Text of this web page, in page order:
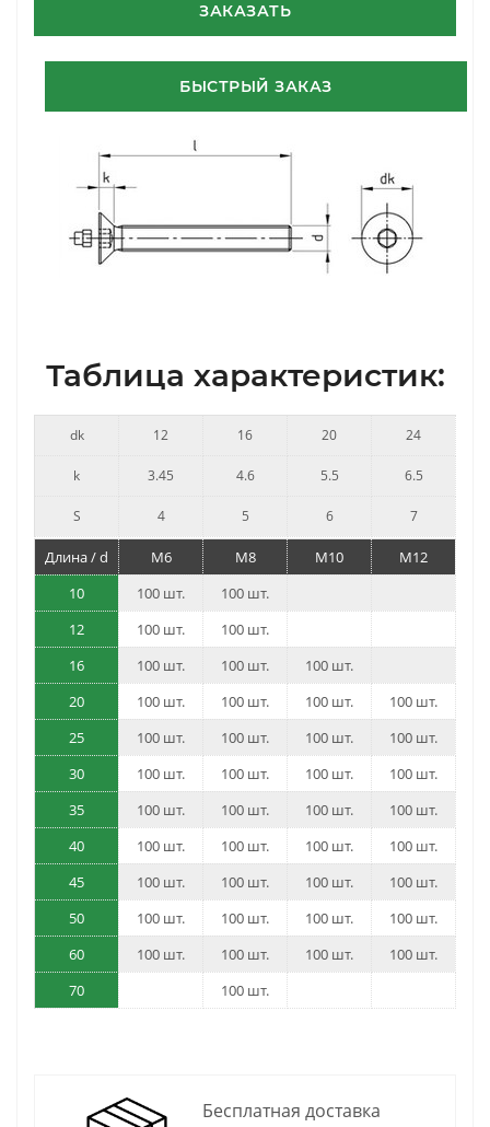
ЗАКАЗАТЬ
БЫСТРЫЙ ЗАКАЗ
Таблица характеристик:
dk 12 16 20 24
k 3.45 4.6 5.5 6.5
S 4 5 6 7
Длина / d M6 M8 M10
M12
10
100 шт.
100 шт.
12
100 шт.
100 шт.
16
100 шт. 100 шт.
100 шт.
20
100 шт. 100 шт. 100 шт.
100 шт.
25
100 шт. 100 шт. 100 шт.
100 шт.
30
100 шт. 100 шт. 100 шт.
100 шт.
35
100 шт. 100 шт. 100 шт.
100 шт.
40
100 шт. 100 шт. 100 шт.
100 шт.
45
100 шт. 100 шт. 100 шт.
100 шт.
50
100 шт. 100 шт. 100 шт.
100 шт.
60
100 шт. 100 шт. 100 шт.
100 шт.
70
100 шт.
Бесплатная доставка